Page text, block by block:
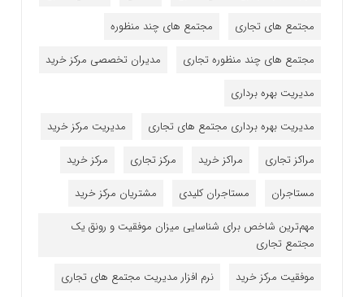
مجتمع های تجاری
مجتمع های چند منظوره
مجتمع های چند منظوره تجاری
مدیران تخصصی مرکز خرید
مدیریت بهره برداری
مدیریت بهره برداری مجتمع های تجاری
مدیریت مرکز خرید
مراکز تجاری
مراکز خرید مرکز تجاری
مرکز خرید
مستاجران
مستاجران کلیدی
مشتریان مرکز خرید
مهم‌ترین شاخص برای شناسایی میزان موفقیت و رونق یک
مجتمع تجاری
موفقیت مرکز خرید
نرم افزار مدیریت مجتمع های تجاری